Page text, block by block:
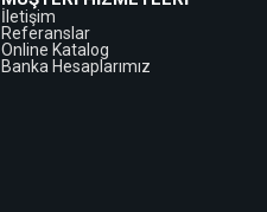
İletişim
Referanslar
Online Katalog
Banka Hesaplarımız